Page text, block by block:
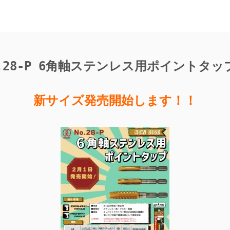
P 6角軸ステンレス用ポイントタ
新サイズ発売開始します！！